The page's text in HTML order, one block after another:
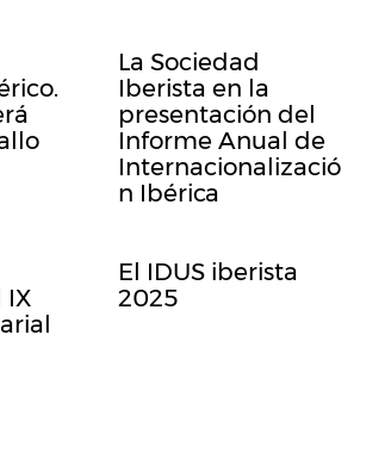
La Sociedad
Iberista en la
presentación del
Informe Anual de
Internacionalizació
n Ibérica
IX
El IDUS iberista
2025